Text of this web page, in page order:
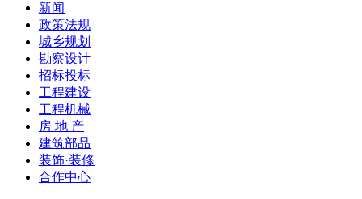
新闻
政策法规
城乡规划
勘察设计
招标投标
工程建设
工程机械
房 地 产
建筑部品
装饰·装修
合作中心